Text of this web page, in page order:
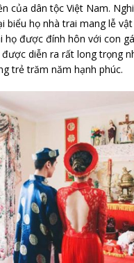
của dân tộc Việt Nam.
biểu họ nhà trai mang lễ
họ được đính hôn với con
diễn ra rất long trọng
trẻ trăm năm hạnh phúc.